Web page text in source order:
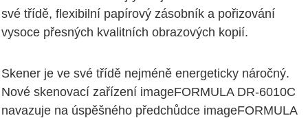
své třídě, flexibilní papírový zásobník a pořizování
vysoce přesných kvalitních obrazových kopií.
Skener je ve své třídě nejméně energeticky náročný.
Nové skenovací zařízení imageFORMULA DR-6010C
navazuje na úspěšného předchůdce imageFORMULA